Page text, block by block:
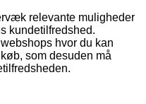
relevante muligheder
kundetilfredshed.
hvor du kan
som desuden må